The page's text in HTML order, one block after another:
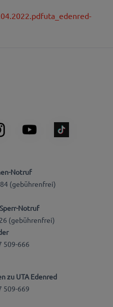
uta_edenred-
Notruf
(gebührenfrei)
Notruf
(gebührenfrei)
509-666
zu UTA Edenred
509-669